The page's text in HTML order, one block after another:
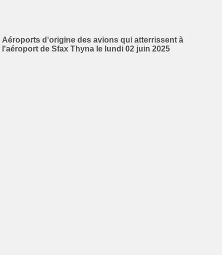
Aéroports d'origine des avions qui atterrissent à
l'aéroport de Sfax Thyna le lundi 02 juin 2025